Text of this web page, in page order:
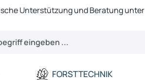
Unterstützung und Beratung unter
FORSTTECHNIK